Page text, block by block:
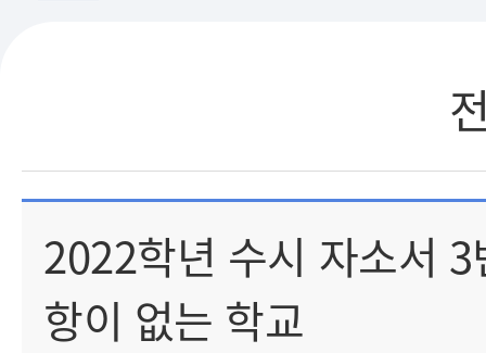
2022학년 수시 자소서
항이 없는 학교